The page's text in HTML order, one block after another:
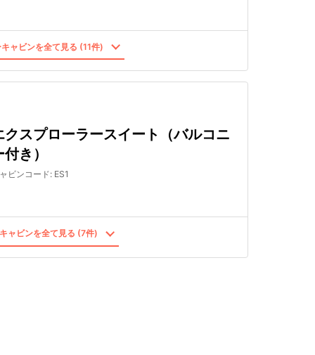
ャビンを全て見る (11件)
クスプローラースイート（バルコニ
き）
ビンコード: ES1
ャビンを全て見る (7件)